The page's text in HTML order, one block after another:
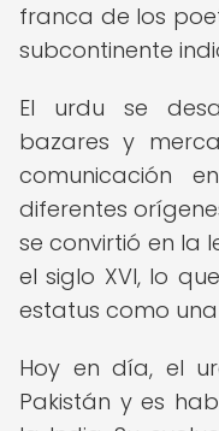
franca de los
subcontinente
El urdu se
bazares y
comunicación
diferentes
se convirtió en la
el siglo XVI, lo
estatus como
Hoy en día, el
Pakistán y es